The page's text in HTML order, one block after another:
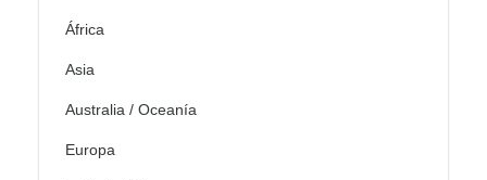
África
Asia
Australia / Oceanía
Europa